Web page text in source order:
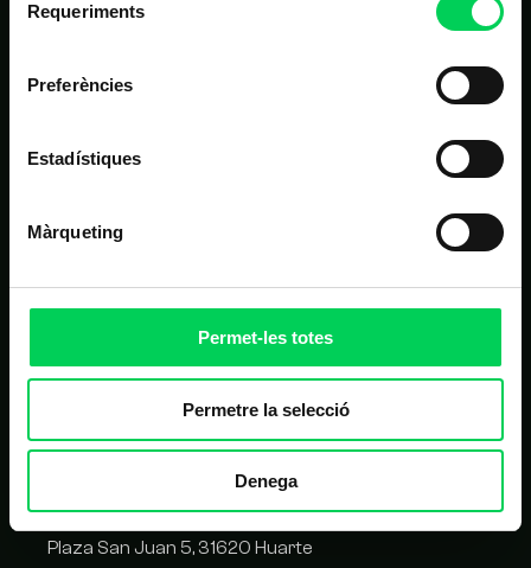
Requeriments
Preferències
Estadístiques
Màrqueting
Permet-les totes
Permetre la selecció
Denega
Campus virtual
Homologació de proveïdors
Plaza San Juan 5, 31620 Huarte